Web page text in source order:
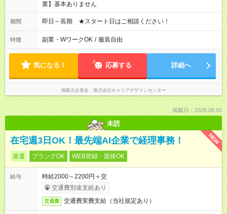
業】基本ありません
期間 即日～長期 ★スタート日はご相談ください！
特徴 副業・WワークOK / 服装自由
気になる！ 応募する 詳細へ
掲載元企業名 株式会社キャリアデザインセンター
掲載日：2026.08.05
未読
NEW
在宅週3日OK！最先端AI企業で経理事務！
派遣 ブランクOK WEB登録・面接OK
給与
時給2000～2200円＋交
交通費別途支給あり
交通費 交通費実費支給（当社規定あり）